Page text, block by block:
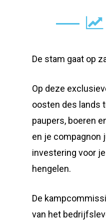
De stam gaat op
Op deze
oosten des lands
paupers, boeren
en je compagnon
investering voor
hengelen.
De
van het